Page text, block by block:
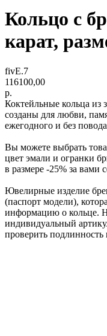
Кольцо с
карат,
fivE.7
116100,00
р.
Коктейльные кольца из
созданы для любви,
ежегодного и без
Вы можете выбрать
цвет эмали и огранки
в размере -25% за вами
Ювелирные изделие
(паспорт модели),
информацию о кольце.
индивидуальный
проверить подлинность